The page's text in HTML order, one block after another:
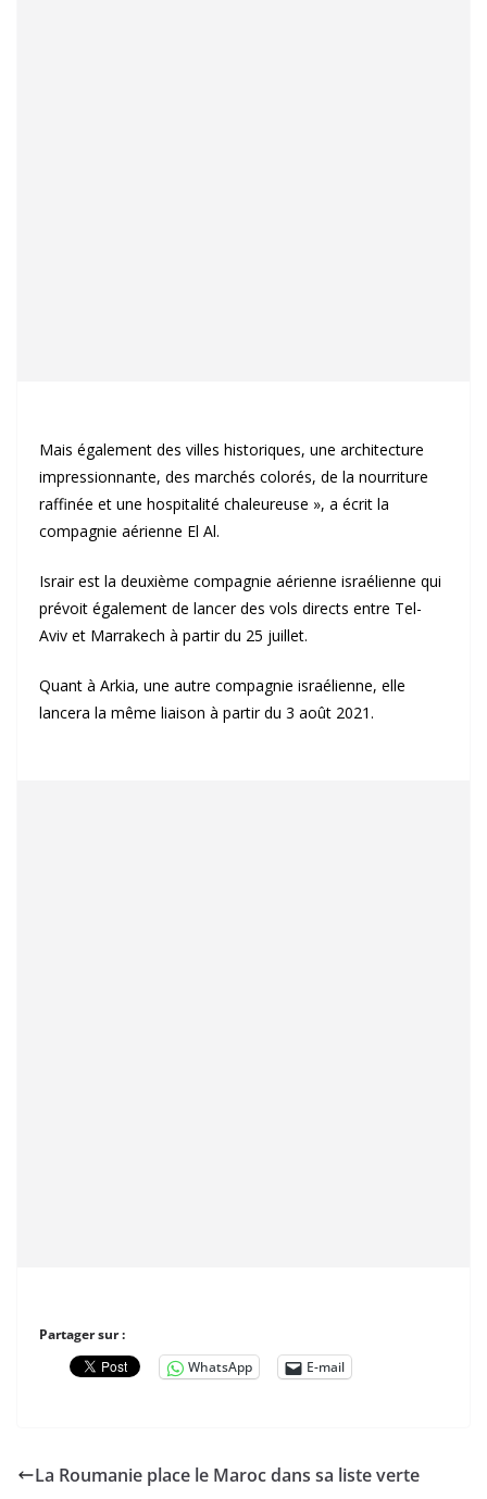
Mais également des villes historiques, une architecture
impressionnante, des marchés colorés, de la nourriture
raffinée et une hospitalité chaleureuse », a écrit la
compagnie aérienne El Al.
Israir est la deuxième compagnie aérienne israélienne qui
prévoit également de lancer des vols directs entre Tel-
Aviv et Marrakech à partir du 25 juillet.
Quant à Arkia, une autre compagnie israélienne, elle
lancera la même liaison à partir du 3 août 2021.
Partager sur :
WhatsApp
E-mail
La Roumanie place le Maroc dans sa liste verte